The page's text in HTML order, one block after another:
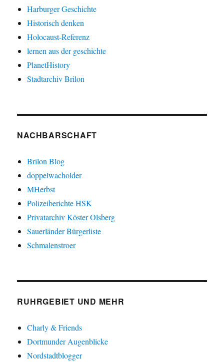
Harburger Geschichte
Historisch denken
Holocaust-Referenz
lernen aus der geschichte
PlanetHistory
Stadtarchiv Brilon
NACHBARSCHAFT
Brilon Blog
doppelwacholder
MHerbst
Polizeiberichte HSK
Privatarchiv Köster Olsberg
Sauerländer Bürgerliste
Schmalenstroer
RUHRGEBIET UND MEHR
Charly & Friends
Dortmunder Augenblicke
Nordstadtblogger